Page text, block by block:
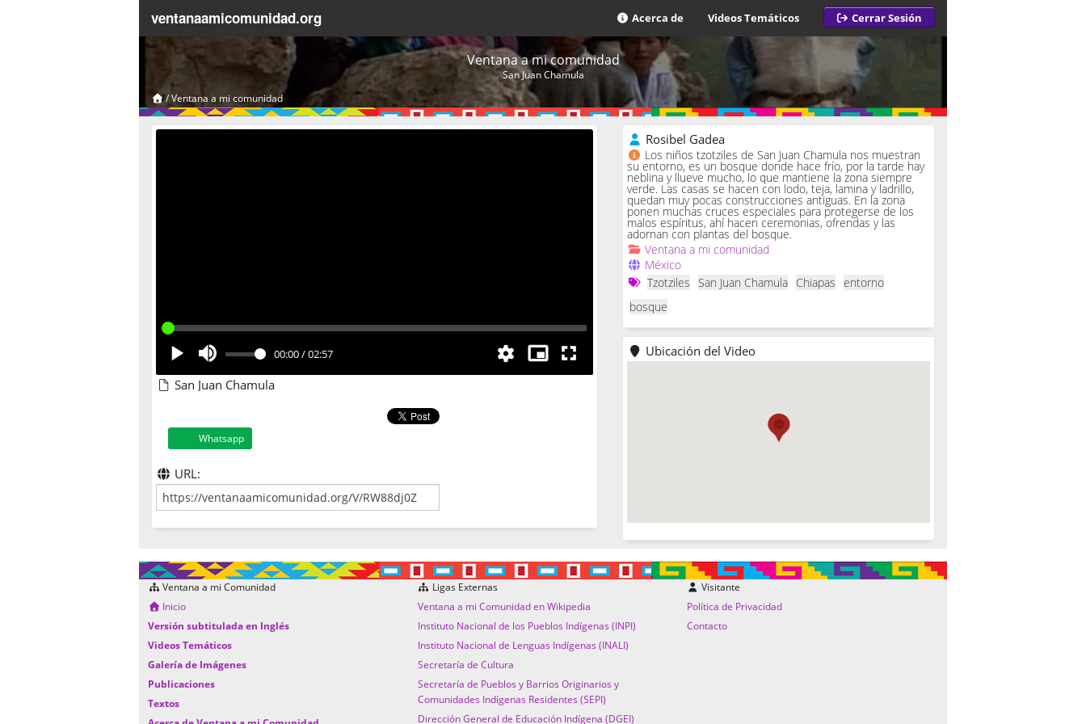
ventanaamicomunidad.org Acerca de Videos Temáticos Cerrar Sesión
Ventana a mi comunidad
San Juan Chamula
/Ventana a mi comunidad
00:00/02:57
San Juan Chamula
Whatsapp
URL:
Rosibel Gadea
Los niños tzotziles de San Juan Chamula nos muestran
su entorno, es un bosque donde hace frío, por la tarde hay
neblina y llueve mucho, lo que mantiene la zona siempre
verde. Las casas se hacen con lodo, teja, lamina y ladrillo,
quedan muy pocas construcciones antiguas. En la zona
ponen muchas cruces especiales para protegerse de los
malos espíritus, ahí hacen ceremonias, ofrendas y las
adornan con plantas del bosque.
Ventana a mi comunidad
México
Tzotziles San Juan Chamula Chiapas entorno
bosque
Ubicación del Video
Ventana a mi Comunidad
Inicio
Versión subtitulada en Inglés
Videos Temáticos
Galería de Imágenes
Publicaciones
Textos
Ligas Externas
Ventana a mi Comunidad en Wikipedia
Instituto Nacional de los Pueblos Indígenas (INPI)
Instituto Nacional de Lenguas Indígenas (INALI)
Secretaría de Cultura
Secretaría de Pueblos y Barrios Originarios y
Comunidades Indígenas Residentes (SEPI)
Dirección General de Educación Indígena (DGEI)
Visitante
Política de Privacidad
Contacto